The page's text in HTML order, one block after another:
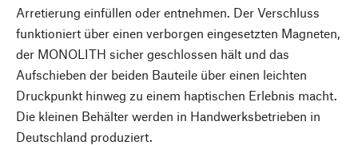
Arretierung einfüllen oder entnehmen. Der Verschluss
funktioniert über einen verborgen eingesetzten Magneten,
der MONOLITH sicher geschlossen hält und das
Aufschieben der beiden Bauteile über einen leichten
Druckpunkt hinweg zu einem haptischen Erlebnis macht.
Die kleinen Behälter werden in Handwerksbetrieben in
Deutschland produziert.